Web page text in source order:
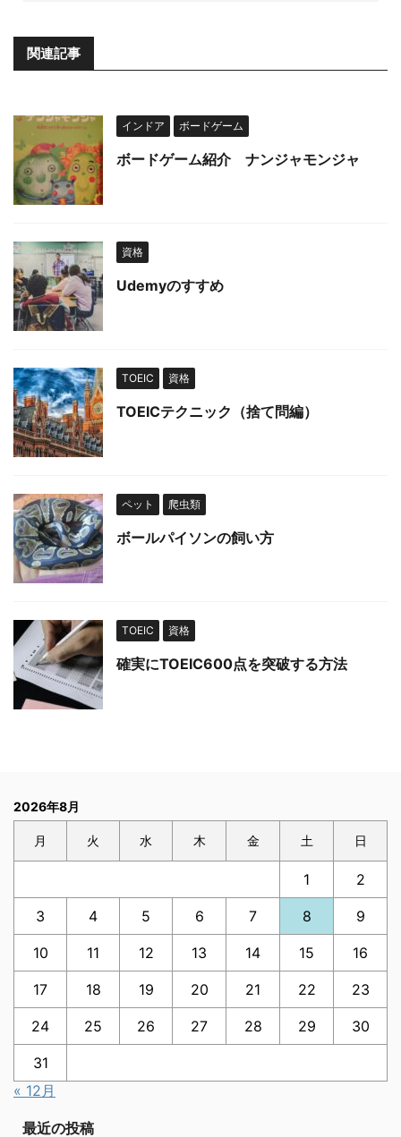
関連記事
インドア ボードゲーム
ボードゲーム紹介 ナンジャモンジャ
資格
Udemyのすすめ
TOEIC 資格
TOEICテクニック（捨て問編）
ペット 爬虫類
ボールパイソンの飼い方
TOEIC 資格
確実にTOEIC600点を突破する方法
2026年8月
月 火 水 木 金 土 日
1 2
3 4 5 6 7 8 9
10 11 12 13 14 15 16
17 18 19 20 21 22 23
24 25 26 27 28 29 30
31
« 12月
最近の投稿